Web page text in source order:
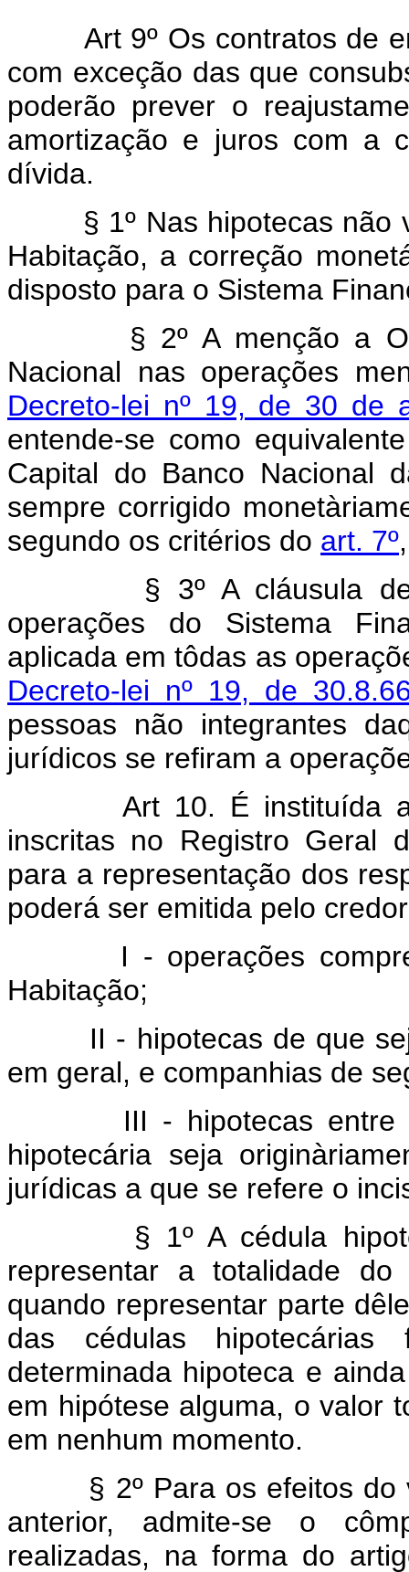
Art 9º Os contratos de
com exceção das que
poderão prever o
amortização e juros com a
dívida.
§ 1º Nas hipotecas não
Habitação, a correção
disposto para o Sistema
§ 2º A menção a
Nacional nas operações
Decreto-lei nº 19, de 30 de
entende-se como
Capital do Banco Nacional
sempre corrigido
segundo os critérios do art. 7º
§ 3º A cláusula de
operações do Sistema
aplicada em tôdas as
Decreto-lei nº 19, de
pessoas não integrantes
jurídicos se refiram a
Art 10. É instituída a
inscritas no Registro Geral
para a representação dos
poderá ser emitida pelo
I - operações
Habitação;
II - hipotecas de que
em geral, e companhias de
III - hipotecas entre
hipotecária seja
jurídicas a que se refere o
§ 1º A cédula
representar a totalidade
quando representar parte
das cédulas hipotecárias
determinada hipoteca e
em hipótese alguma, o valor
em nenhum momento.
§ 2º Para os efeitos do
anterior, admite-se o
realizadas, na forma do